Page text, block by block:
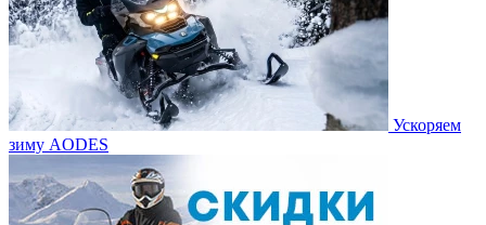
Ускоряем
зиму AODES